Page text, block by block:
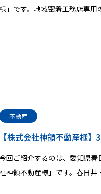
」です。地域密着工務店専
不動産
【株式会社神領不動産様
回ご紹介するのは、愛知県
神領不動産様」です。春日